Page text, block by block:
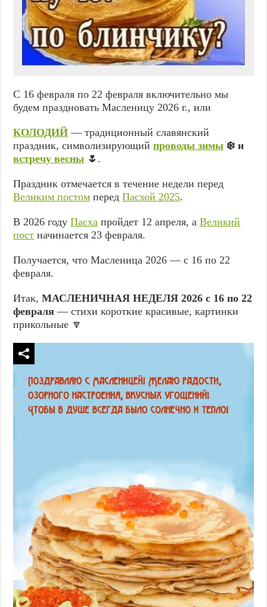
С 16 февраля по 22 февраля включительно мы
будем праздновать Масленицу 2026 г., или
КОЛОДИЙ — традиционный славянский
праздник, символизирующийпроводы зимы ❄️ и
встречу весны 🌷 .
Праздник отмечается в течение недели перед
Великим постом передПасхой 2025.
В 2026 годуПасха пройдет 12 апреля, аВеликий
пост начинается 23 февраля.
Получается, что Масленица 2026 — с 16 по 22
февраля.
Итак,МАСЛЕНИЧНАЯ НЕДЕЛЯ 2026 с 16 по 22
февраля — стихи короткие красивые, картинки
прикольные 🔽